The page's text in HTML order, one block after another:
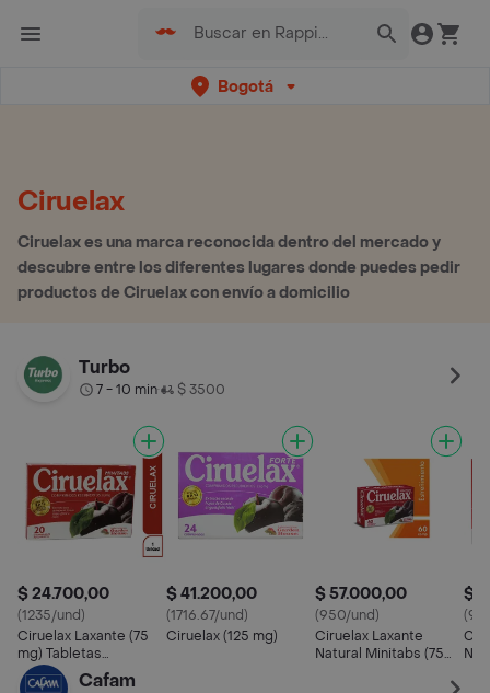
Bogotá
Ciruelax
Ciruelax es una marca reconocida dentro del mercado y
descubre entre los diferentes lugares donde puedes pedir
productos de Ciruelax con envío a domicilio
Turbo
7 - 10 min• $ 3500
$ 24.700,00
(1235/und)
Ciruelax Laxante (75
mg) Tabletas
Recubiertas
$ 41.200,00
(1716.67/und)
Ciruelax (125 mg)
$ 57.000,00
(950/und)
Ciruelax Laxante
Natural Minitabs (75
$
Cafam